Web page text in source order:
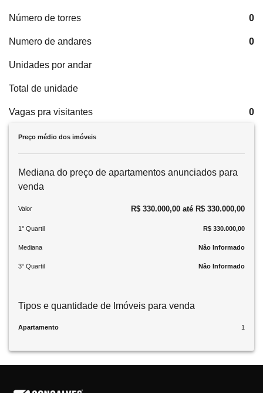
Número de torres 0
Numero de andares 0
Unidades por andar
Total de unidade
Vagas pra visitantes 0
Preço médio dos imóveis
Mediana do preço de apartamentos anunciados para
venda
Valor R$ 330.000,00 até R$ 330.000,00
1° Quartil R$ 330.000,00
Mediana Não Informado
3° Quartil Não Informado
Tipos e quantidade de Imóveis para venda
Apartamento 1